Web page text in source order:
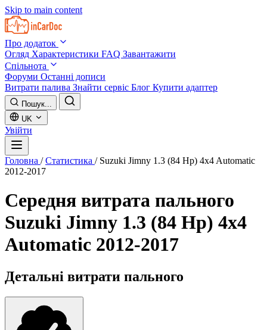
Skip to main content
Про додаток
Огляд Характеристики FAQ Завантажити
Спільнота
Форуми Останні дописи
Витрати палива Знайти сервіс Блог Купити адаптер
Пошук...
UK
Увійти
Головна / Статистика / Suzuki Jimny 1.3 (84 Hp) 4x4 Automatic
2012-2017
Середня витрата пального
Suzuki Jimny 1.3 (84 Hp) 4x4
Automatic 2012-2017
Детальні витрати пального